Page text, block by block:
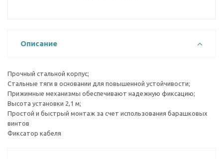
Описание
Прочный стальной корпус;
Стальные тяги в основании для повышенной устойчивости;
Прижимные механизмы обеспечивают надежную фиксацию;
Высота установки 2,1 м;
Простой и быстрый монтаж за счет использования барашковых
винтов
Фиксатор кабеля